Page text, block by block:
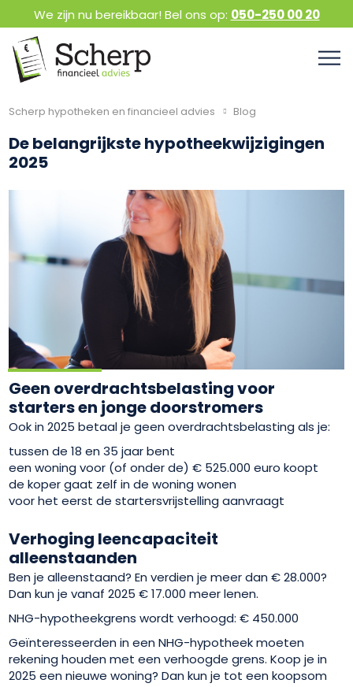
We zijn nu bereikbaar! Bel ons op: 050-250 00 20
Scherp hypotheken en financieel advies Blog
De belangrijkste hypotheekwijzigingen
2025
Geen overdrachtsbelasting voor
starters en jonge doorstromers
Ook in 2025 betaal je geen overdrachtsbelasting als je:
tussen de 18 en 35 jaar bent
een woning voor (of onder de) € 525.000 euro koopt
de koper gaat zelf in de woning wonen
voor het eerst de startersvrijstelling aanvraagt
Verhoging leencapaciteit
alleenstaanden
Ben je alleenstaand? En verdien je meer dan € 28.000?
Dan kun je vanaf 2025 € 17.000 meer lenen.
NHG-hypotheekgrens wordt verhoogd: € 450.000
Geïnteresseerden in een NHG-hypotheek moeten
rekening houden met een verhoogde grens. Koop je in
2025 een nieuwe woning? Dan kun je tot een koopsom